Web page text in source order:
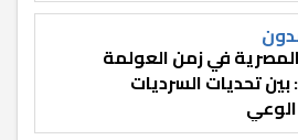
في زمن العولمة
بين تحديات السرديات